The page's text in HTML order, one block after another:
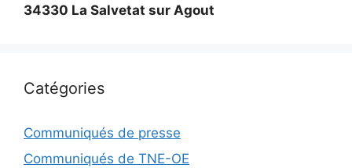
34330 La Salvetat sur Agout
Catégories
Communiqués de presse
Communiqués de TNE-OE